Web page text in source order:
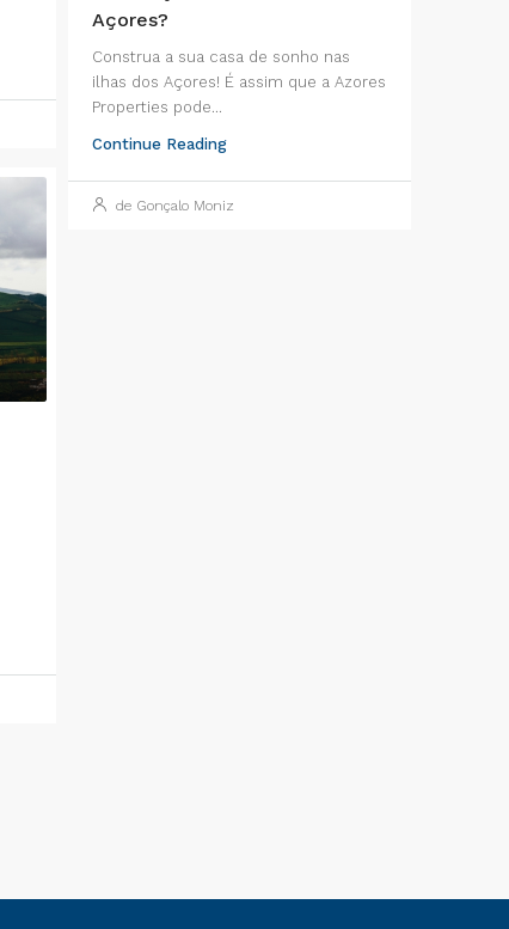
Açores?
Construa a sua casa de sonho nas
ilhas dos Açores! É assim que a Azores
Properties pode...
Continue Reading
de Gonçalo Moniz